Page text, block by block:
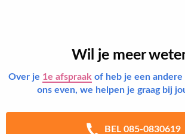
Wil je meer
Over je 1e afspraak of heb je een andere
ons even, we helpen je graag bij
BEL 085-0830619